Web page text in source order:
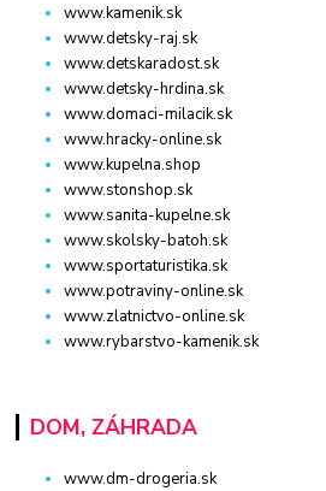
www.kamenik.sk
www.detsky-raj.sk
www.detskaradost.sk
www.detsky-hrdina.sk
www.domaci-milacik.sk
www.hracky-online.sk
www.kupelna.shop
www.stonshop.sk
www.sanita-kupelne.sk
www.skolsky-batoh.sk
www.sportaturistika.sk
www.potraviny-online.sk
www.zlatnictvo-online.sk
www.rybarstvo-kamenik.sk
DOM, ZÁHRADA
www.dm-drogeria.sk